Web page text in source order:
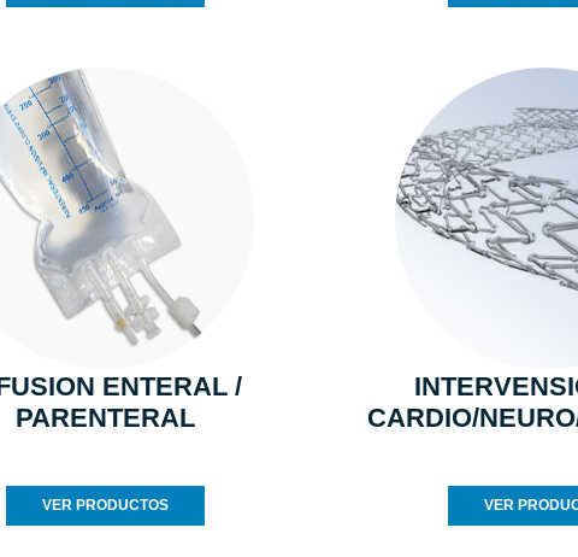
ENTERAL /
PARENTERAL
VER PRODUCTOS
CARDIO/
VER